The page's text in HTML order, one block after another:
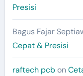
Presisi
Bagus Fajar
Cepat & Presisi
raftech pcbon